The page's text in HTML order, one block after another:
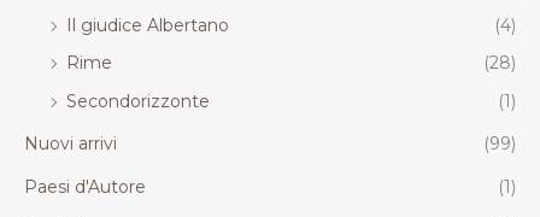
Il giudice Albertano
(4)
Rime
(28)
Secondorizzonte
(1)
Nuovi arrivi
(99)
Paesi d'Autore
(1)